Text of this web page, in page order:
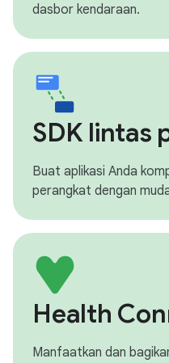
dasbor kendaraan.
SDK lintas
Buat aplikasi Anda
perangkat dengan
Health
Manfaatkan dan